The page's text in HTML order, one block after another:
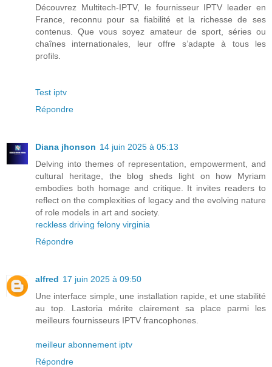
Découvrez Multitech‑IPTV, le fournisseur IPTV leader en
France, reconnu pour sa fiabilité et la richesse de ses
contenus. Que vous soyez amateur de sport, séries ou
chaînes internationales, leur offre s’adapte à tous les
profils.
Test iptv
Répondre
Diana jhonson 14 juin 2025 à 05:13
Delving into themes of representation, empowerment, and
cultural heritage, the blog sheds light on how Myriam
embodies both homage and critique. It invites readers to
reflect on the complexities of legacy and the evolving nature
of role models in art and society.
reckless driving felony virginia
Répondre
alfred 17 juin 2025 à 09:50
Une interface simple, une installation rapide, et une stabilité
au top. Lastoria mérite clairement sa place parmi les
meilleurs fournisseurs IPTV francophones.
meilleur abonnement iptv
Répondre